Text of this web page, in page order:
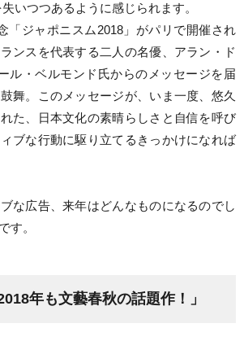
いつつあるように感じられます。
「ジャポニスム2018」がパリで開催され
ンスを代表する二人の名優、アラン・ド
ル・ベルモンド氏からのメッセージを届
舞。このメッセージが、いま一度、悠久
た、日本文化の素晴らしさと自信を呼び
ブな行動に駆り立てるきっかけになれば
な広告、来年はどんなものになるのでし
す。
年も文藝春秋の話題作！」